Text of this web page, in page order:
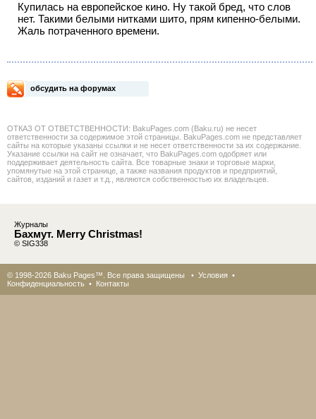
Купилась на европейское кино. Ну такой бред, что слов
нет. Такими белыми нитками шито, прям кипенно-белыми.
Жаль потраченного времени.
обсудить на форумах
ОТКАЗ ОТ ОТВЕТСТВЕННОСТИ: BakuPages.com (Baku.ru) не несет
ответственности за содержимое этой страницы. BakuPages.com не представляет
сайты на которые указаны ссылки и не несет ответственности за их содержание.
Указание ссылки на сайт не означает, что BakuPages.com одобряет или
поддерживает деятельность сайта. Все товарные знаки и торговые марки,
упомянутые на этой странице, а также названия продуктов и предприятий,
сайтов, изданий и газет и т.д., являются собственностью их владельцев.
Журналы
Бахмут. Merry Christmas!
© SIG338
© 1998-2026 Baku Pages™. Все права защищены • Условия •
Конфиденциальность • Контакты